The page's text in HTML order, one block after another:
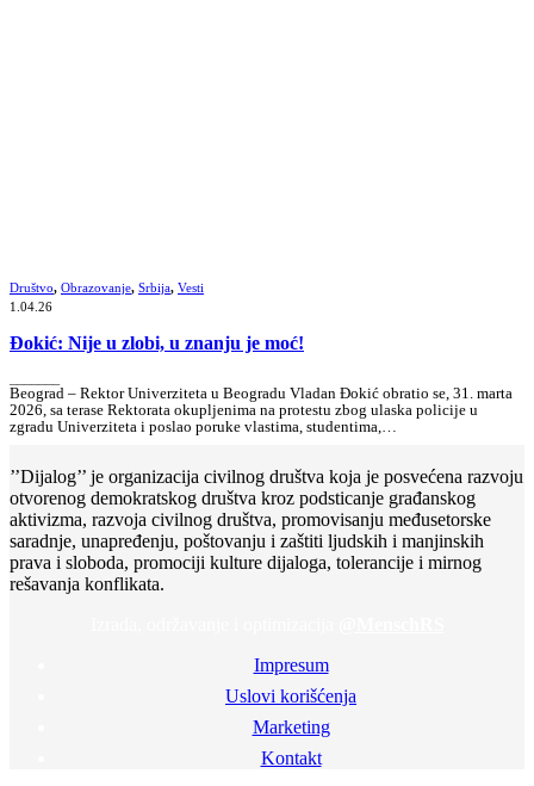
Društvo, Obrazovanje, Srbija, Vesti
1.04.26
Đokić: Nije u zlobi, u znanju je moć!
Beograd – Rektor Univerziteta u Beogradu Vladan Đokić obratio se, 31. marta
2026, sa terase Rektorata okupljenima na protestu zbog ulaska policije u
zgradu Univerziteta i poslao poruke vlastima, studentima,…
’’Dijalog’’ je organizacija civilnog društva koja je posvećena razvoju
otvorenog demokratskog društva kroz podsticanje građanskog
aktivizma, razvoja civilnog društva, promovisanju međusetorske
saradnje, unapređenju, poštovanju i zaštiti ljudskih i manjinskih
prava i sloboda, promociji kulture dijaloga, tolerancije i mirnog
rešavanja konflikata.
Impresum
Uslovi korišćenja
Marketing
Kontakt